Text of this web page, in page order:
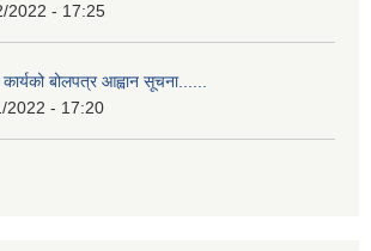
2022 - 17:25
कार्यको बोलपत्र आह्वान सूचना......
2022 - 17:20